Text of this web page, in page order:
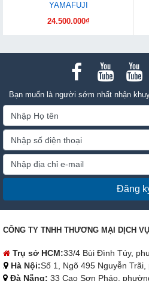
YAMAFUJI
24.500.000₫
Bạn muốn là người sớm nhất nhận
Đăng
CÔNG TY TNHH THƯƠNG MẠI DỊCH
Trụ sở HCM:33/4 Bùi Đình Túy,
Hà Nội:Số 1, Ngõ 495 Nguyễn
Đà Nẵng: 33 Cao Sơn Pháo,